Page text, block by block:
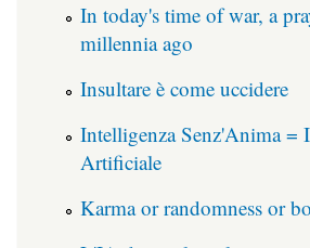
In today's time of war, a
millennia ago
Insultare è come uccidere
Intelligenza Senz'Anima =
Artificiale
Karma or randomness or